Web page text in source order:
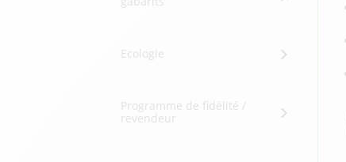
Ecologie
Programme de fidélité /
revendeur